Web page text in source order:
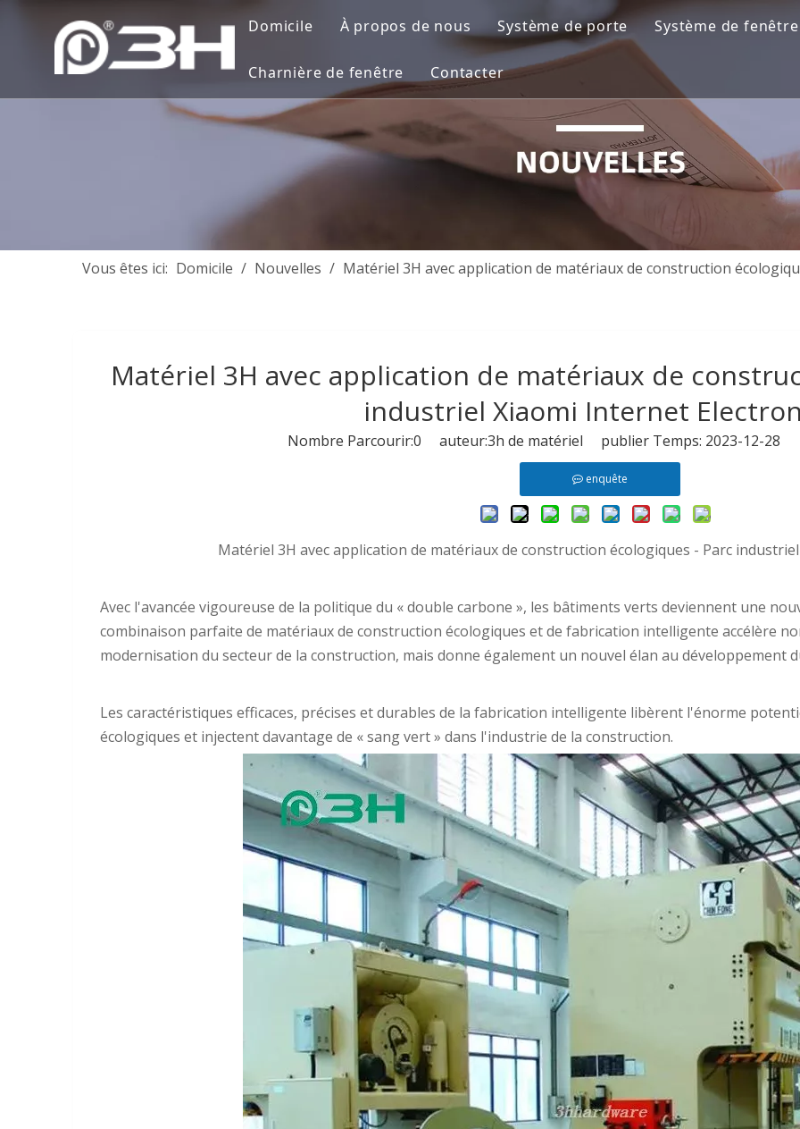
Domicile À propos de nous
Présentation de l'entreprise
Vidéos
Système de porte
Système de quincaillerie pour porte
Système de quincaillerie pour portes
Système de quincaillerie pour portes
Système de quincaillerie pour portes
Système de quincaillerie pour portes en
Système de fenêtre
Système de
Système de
Système de
Système de
Charnière de fenêtre Contacter
Contacter
Vous êtes ici: Domicile / Nouvelles / Matériel 3H avec application de matériaux de construction
Matériel 3H avec application de matériaux de
industriel Xiaomi Internet
Nombre Parcourir:0 auteur:3h de matériel publier Temps: 2023-12-28
enquête
Matériel 3H avec application de matériaux de construction écologiques - Parc
Avec l'avancée vigoureuse de la politique du « double carbone », les bâtiments verts deviennent une
combinaison parfaite de matériaux de construction écologiques et de fabrication intelligente accélère
modernisation du secteur de la construction, mais donne également un nouvel élan au développement
Les caractéristiques efficaces, précises et durables de la fabrication intelligente libèrent l'énorme
écologiques et injectent davantage de « sang vert » dans l'industrie de la construction.